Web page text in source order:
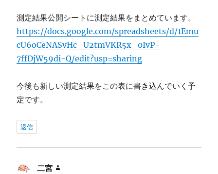
測定結果公開シートに測定結果をまとめています。
https://docs.google.com/spreadsheets/d/1Emu
cU6oCeNASvHc_U2tmVKR5x_0IvP-
7ffDjW59di-Q/edit?usp=sharing
今後も新しい測定結果をこの表に書き込んでいく予
定です。
返信
二宮